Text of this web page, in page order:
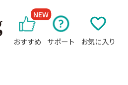
おすすめ
NEW
サポート お気に入り